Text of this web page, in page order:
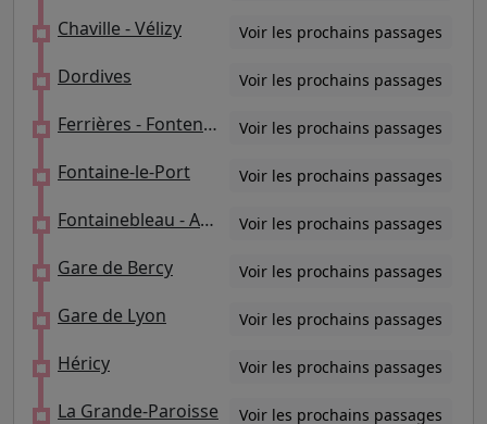
Chaville - Vélizy Voir les prochains passages
Dordives Voir les prochains passages
Ferrières - Fontenay Voir les prochains passages
Fontaine-le-Port Voir les prochains passages
Fontainebleau - Avon Voir les prochains passages
Gare de Bercy Voir les prochains passages
Gare de Lyon Voir les prochains passages
Héricy Voir les prochains passages
La Grande-Paroisse Voir les prochains passages